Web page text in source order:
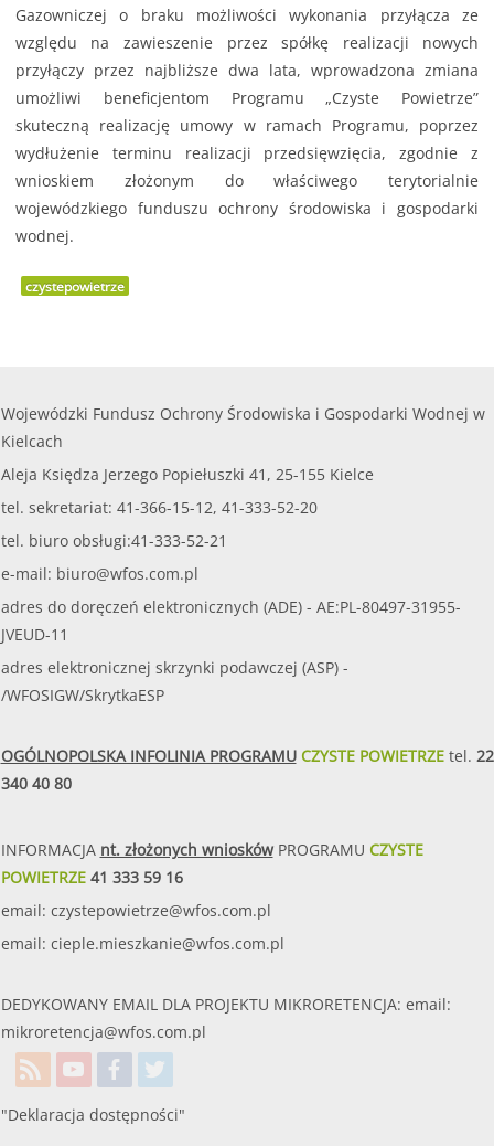
Gazowniczej o braku możliwości wykonania przyłącza ze
względu na zawieszenie przez spółkę realizacji nowych
przyłączy przez najbliższe dwa lata, wprowadzona zmiana
umożliwi beneficjentom Programu „Czyste Powietrze”
skuteczną realizację umowy w ramach Programu, poprzez
wydłużenie terminu realizacji przedsięwzięcia, zgodnie z
wnioskiem złożonym do właściwego terytorialnie
wojewódzkiego funduszu ochrony środowiska i gospodarki
wodnej.
czystepowietrze
Wojewódzki Fundusz Ochrony Środowiska i Gospodarki Wodnej w
Kielcach
Aleja Księdza Jerzego Popiełuszki 41, 25-155 Kielce
tel. sekretariat: 41-366-15-12, 41-333-52-20
tel. biuro obsługi:41-333-52-21
e-mail: biuro@wfos.com.pl
adres do doręczeń elektronicznych (ADE) - AE:PL-80497-31955-
JVEUD-11
adres elektronicznej skrzynki podawczej (ASP) -
/WFOSIGW/SkrytkaESP
OGÓLNOPOLSKA INFOLINIA PROGRAMUCZYSTE POWIETRZEtel. 22
340 40 80
INFORMACJA nt. złożonych wnioskówPROGRAMU CZYSTE
POWIETRZE41 333 59 16
email: czystepowietrze@wfos.com.pl
email: cieple.mieszkanie@wfos.com.pl
DEDYKOWANY EMAIL DLA PROJEKTU MIKRORETENCJA: email:
mikroretencja@wfos.com.pl
"Deklaracja dostępności"